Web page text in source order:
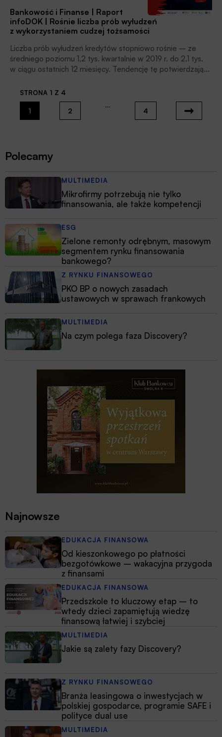
bezpieczny – zaznacza dr Patrycja Chodnicka-Jaworska,
adiunkt Wydziału Zarządzania Uniwersytetu Warszawskiego
w Pracowni Bankowości i Rynków Pieniężnych Katedry
Systemów Finansowych Gospodarki. Rozmawiała z nią
Zofia Ponulak.
Bankowość i Finanse | Raport
infoDOK | Rośnie liczba prób wyłudzeń
z wykorzystaniem cudzej tożsamości
Liczba prób wyłudzeń kredytów stopniowo rośnie – ze
średniego poziomu 1,2 tys. kwartalnie w 2019 r. do 2,1 tys.
w ciągu ostatnich 12 miesięcy. Tendencję tę potwierdzają
prób kradzieży na kwoty wyższe niż 1 mln zł. Równocześnie
na wysokim poziomie utrzymuje się liczba dokumentów
trafiających do Systemu DOKUMENTY ZASTRZEŻONE.
To zdecydowanie zwiększa bezpieczeństwo finansowe
STRONA 1 Z 4
1 2
…
4
Polecamy
MULTIMEDIA
Mikrofirmy potrzebują nie tylko
finansowania, ale także kompetencji
ESG
Zielone remonty odrębnym, masowym
segmentem rynku finansowania
bankowego?
Z RYNKU FINANSOWEGO
PKO BP o nowych zasadach
ustawowych w sprawach frankowych
MULTIMEDIA
Na czym polega faza Discovery?
Najnowsze
EDUKACJA FINANSOWA
Od kieszonkowego po płatności
bezgotówkowe – wakacyjna przygoda
z finansami
EDUKACJA FINANSOWA
Przedszkole to kluczowy etap – to
wtedy dzieci zapamiętują wiedzę
finansową łatwiej i szybciej
MULTIMEDIA
Jakie są zalety fazy Discovery?
Z RYNKU FINANSOWEGO
Branża leasingowa o inwestycjach w
polskiej gospodarce, programie SAFE i
polityce dual use
MULTIMEDIA